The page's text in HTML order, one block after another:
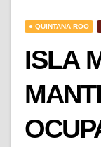
● QUINTANA ROO
ISLA